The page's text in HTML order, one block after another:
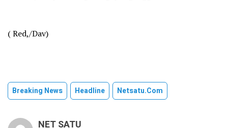
( Red,/Dav)
Breaking News Headline Netsatu.com
NET SATU